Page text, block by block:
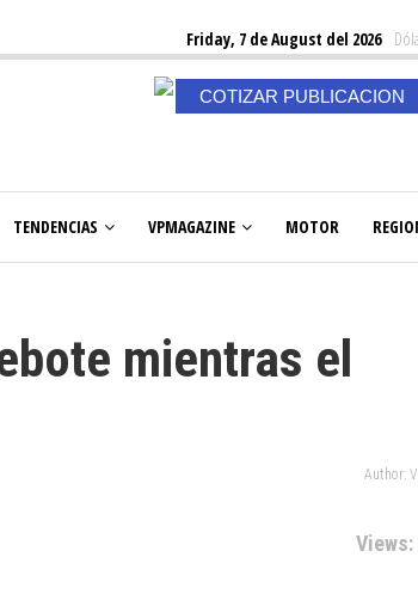
Friday, 7 de August del 2026
COTIZAR PUBLICACION
TENDENCIAS VPMAGAZINE MOTOR
mientras el
Author:
Views: